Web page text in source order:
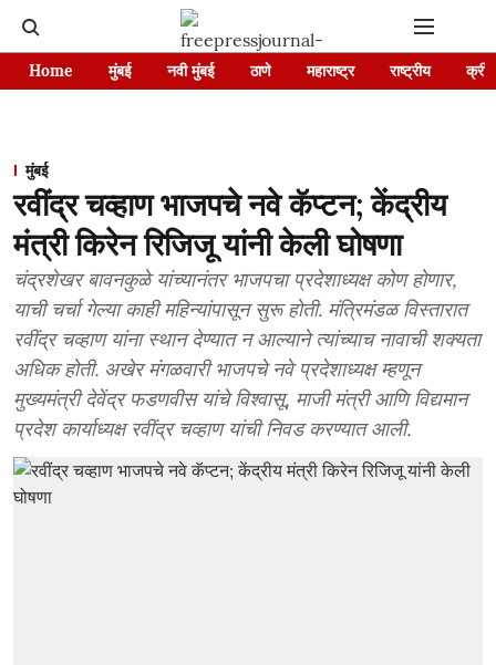
Home मुंबई नवी मुंबई ठाणे महाराष्ट्र राष्ट्रीय
मुंबई
रवींद्र चव्हाण भाजपचे नवे कॅप्टन; केंद्रीय
मंत्री किरेन रिजिजू यांनी केली घोषणा
चंद्रशेखर बावनकुळे यांच्यानंतर भाजपचा प्रदेशाध्यक्ष कोण होणार,
याची चर्चा गेल्या काही महिन्यांपासून सुरू होती. मंत्रिमंडळ विस्तारात
रवींद्र चव्हाण यांना स्थान देण्यात न आल्याने त्यांच्याच नावाची शक्यता
अधिक होती. अखेर मंगळवारी भाजपचे नवे प्रदेशाध्यक्ष म्हणून
मुख्यमंत्री देवेंद्र फडणवीस यांचे विश्वासू, माजी मंत्री आणि विद्यमान
प्रदेश कार्याध्यक्ष रवींद्र चव्हाण यांची निवड करण्यात आली.